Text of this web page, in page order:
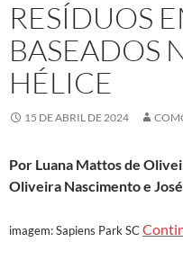
RESÍDUOS
BASEADOS
HÉLICE
15 DE ABRIL DE 2024
Por Luana Mattos de
Oliveira Nascimento e
imagem: Sapiens Park SC